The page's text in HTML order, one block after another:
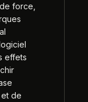
force,
effets
de